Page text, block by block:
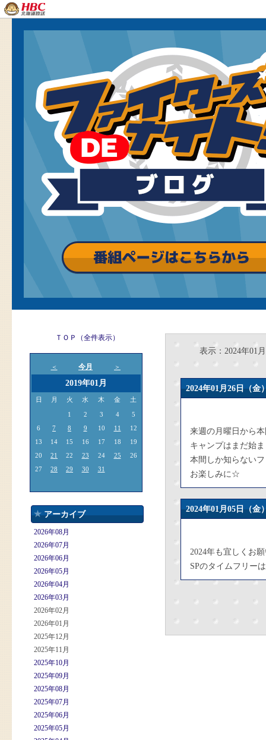
ＴＯＰ（全件表示）
＜ 今月 ＞
2019年01月
日 月 火 水 木 金 土
1 2 3 4
5
6
7 8 9 10 11
12
13
14 15 16 17 18
19
20
21 22 23 24 25
26
27
28 29 30 31
アーカイブ
2026年08月
2026年07月
2026年06月
2026年05月
2026年04月
2026年03月
2026年02月
2026年01月
2025年12月
2025年11月
2025年10月
2025年09月
2025年08月
2025年07月
2025年06月
2025年05月
表示：2024年01月
2024年01月26日
来週の月曜日から
キャンプはまだ始
本間しか知らない
お楽しみに☆
2024年01月05日
2024年も宜しくお
SPのタイムフリー